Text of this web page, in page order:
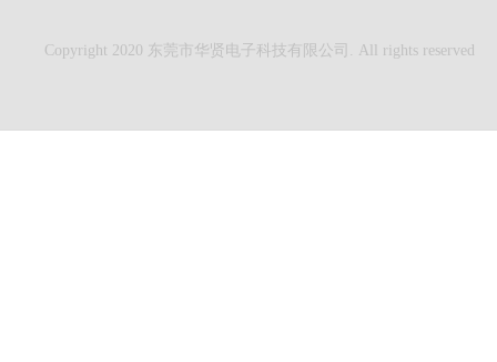
Copyright 2020 东莞市华贤电子科技有限公司. All rights reserved